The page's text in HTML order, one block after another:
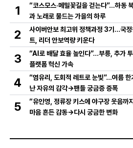
1
“코스모스·메밀꽃길을 걷는다”…하동
과 노래로 물드는 가을의 하루
2
사이버안보 최고위 정책과정 3기…국정
트, 리더 안보역량 키운다
3
“AI로 배달 효율 높인다”…부릉, 추가
플랫폼 혁신 가속
4
“염유리, 도회적 레트로 눈빛”…여름 한
난 자유의 감각→팬들 궁금증 증폭
5
“유인영, 정류장 키스에 야구장 웃음까
마음 흔든 감동→다시 궁금한 변화